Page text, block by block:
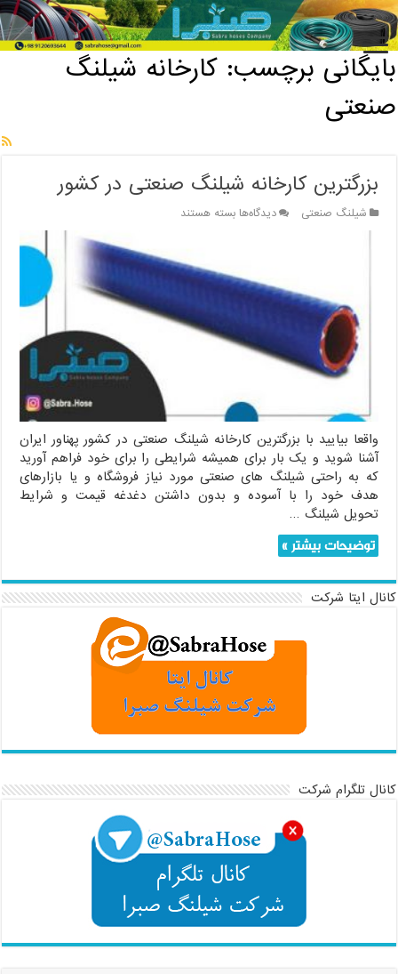
خانه / بایگانی برچسب: کارخانه شیلنگ صنعتی
بایگانی برچسب:کارخانه شیلنگ
صنعتی
بزرگترین کارخانه شیلنگ صنعتی در کشور
شیلنگ صنعتی دیدگاه‌هابرای
صنعتی
در
بسته هستند
واقعا بیایید با بزرگترین کارخانه شیلنگ صنعتی در کشور پهناور ایران
آشنا شوید و یک بار برای همیشه شرایطی را برای خود فراهم آورید
که به راحتی شیلنگ های صنعتی مورد نیاز فروشگاه و یا بازارهای
هدف خود را با آسوده و بدون داشتن دغدغه قیمت و شرایط
تحویل شیلنگ …
توضیحات بیشتر »
کانال ایتا شرکت
کانال تلگرام شرکت